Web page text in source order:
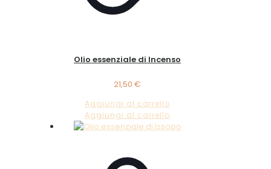
Olio essenziale di Incenso
21,50 €
Aggiungi al carrello
Aggiungi al carrello